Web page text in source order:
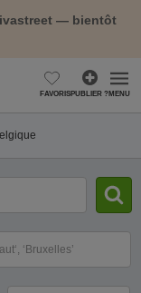
— bientôt
FAVORISPUBLIER ?MENU